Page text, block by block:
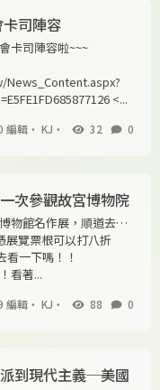
司陣容
卡司陣容啦~~~
<...
編輯・ KJ ・ 32 0
次參觀故宮博物院
物館名作展，順道去參
院，沒錯！就是三十幾
展覽票根可以打八折
看一下嗎！！
看著...
編輯・ KJ ・ 88 0
派到現代主義─美國